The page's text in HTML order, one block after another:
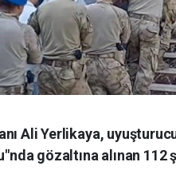
Ali Yerlikaya,
gözaltına alınan 112